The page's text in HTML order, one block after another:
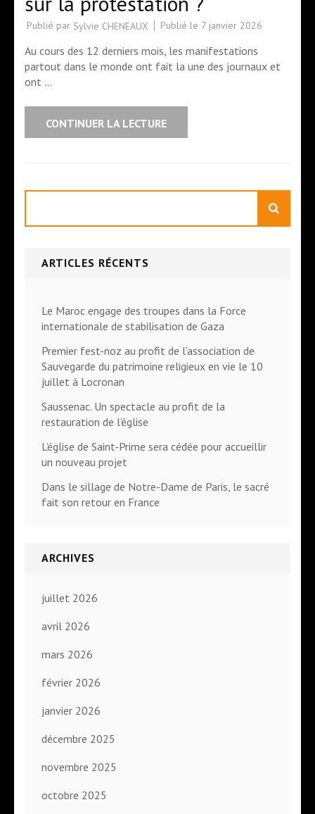
Publié par Sylvie CHENEAUX Publié le 7 janvier 2026
Au cours des 12 derniers mois, les manifestations
partout dans le monde ont fait la une des journaux et
ont …
CONTINUER LA LECTURE
ARTICLES RÉCENTS
Le Maroc engage des troupes dans la Force
internationale de stabilisation de Gaza
Premier fest-noz au profit de l’association de
Sauvegarde du patrimoine religieux en vie le 10
juillet à Locronan
Saussenac. Un spectacle au profit de la
restauration de l’église
L’église de Saint-Prime sera cédée pour accueillir
un nouveau projet
Dans le sillage de Notre-Dame de Paris, le sacré
fait son retour en France
ARCHIVES
juillet 2026
avril 2026
mars 2026
février 2026
janvier 2026
décembre 2025
novembre 2025
octobre 2025